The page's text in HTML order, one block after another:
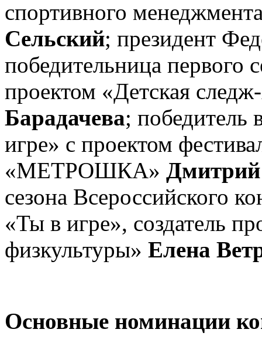
спортивного
Сельский; президент
победительница первого
проектом «Детская
Барадачева; победитель
игре» с проектом
«МЕТРОШКА»
сезона Всероссийского
«Ты в игре», создатель
физкультуры» Елена
Основные номинации